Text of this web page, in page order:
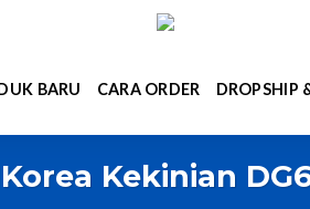
BARU CARA ORDER DROPSHIP
Kekinian